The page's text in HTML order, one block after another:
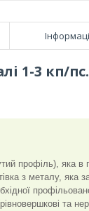
1-3 кп/пс.
профіль), яка в
з металу, яка
та